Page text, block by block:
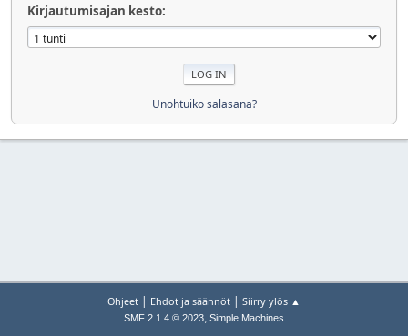
Kirjautumisajan kesto:
Unohtuiko salasana?
Ohjeet | Ehdot ja säännöt | Siirry ylös ▲
SMF 2.1.4 © 2023, Simple Machines